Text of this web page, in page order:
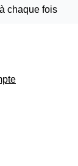
chaque fois